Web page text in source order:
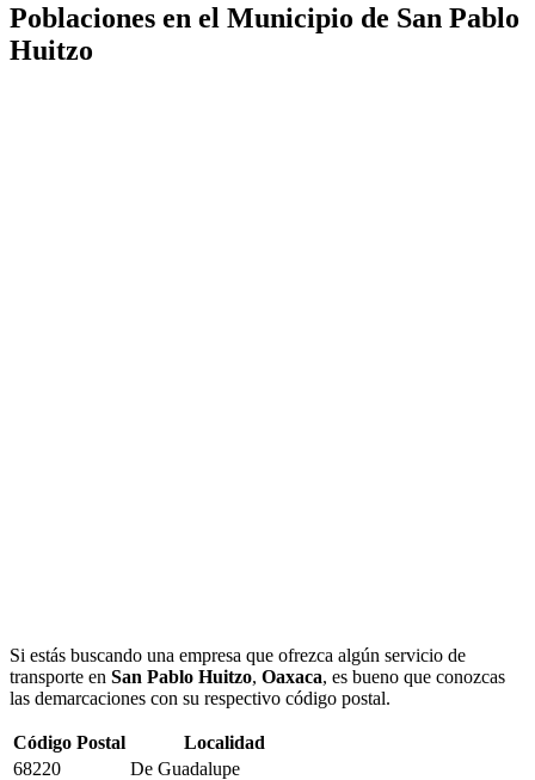
Poblaciones en el Municipio de San Pablo
Huitzo
Si estás buscando una empresa que ofrezca algún servicio de
transporte en San Pablo Huitzo, Oaxaca, es bueno que conozcas
las demarcaciones con su respectivo código postal.
Código Postal
Localidad
68220
De Guadalupe